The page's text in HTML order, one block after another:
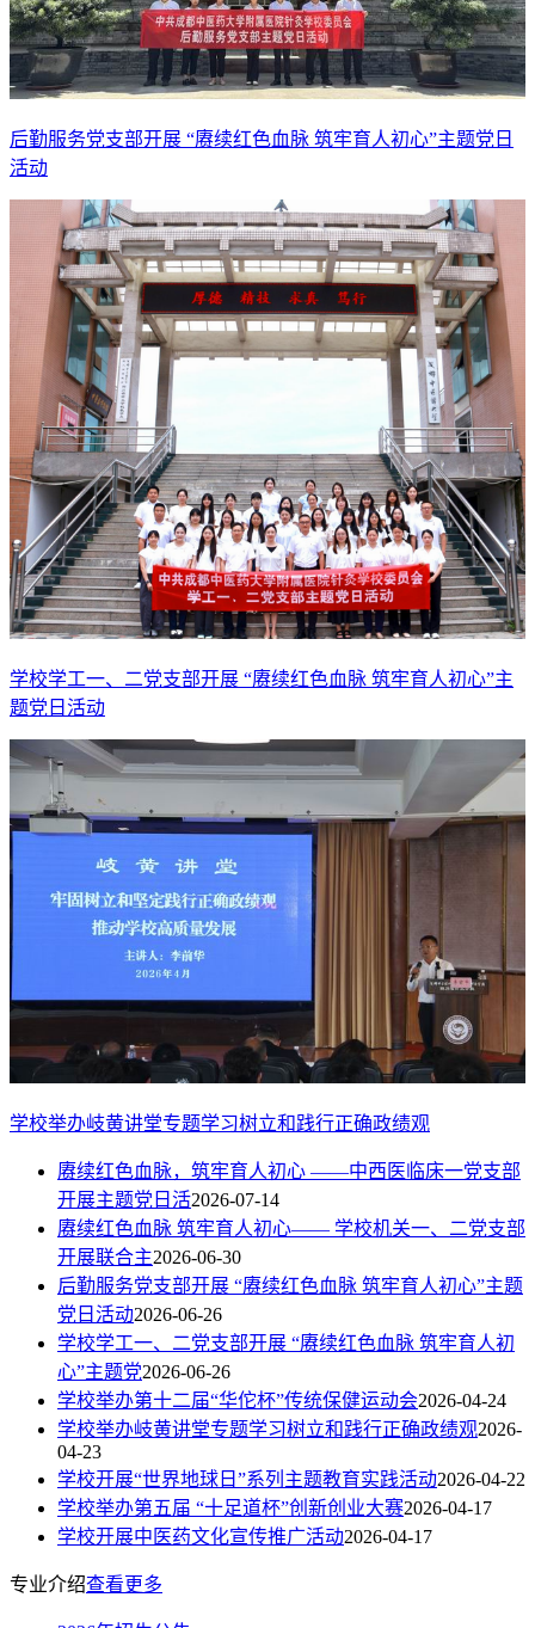
后勤服务党支部开展 “赓续红色血脉 筑牢育人初心”主题党日
活动
学校学工一、二党支部开展 “赓续红色血脉 筑牢育人初心”主
题党日活动
学校举办岐黄讲堂专题学习树立和践行正确政绩观
赓续红色血脉，筑牢育人初心 ——中西医临床一党支部
开展主题党日活2026-07-14
赓续红色血脉 筑牢育人初心—— 学校机关一、二党支部
开展联合主2026-06-30
后勤服务党支部开展 “赓续红色血脉 筑牢育人初心”主题
党日活动2026-06-26
学校学工一、二党支部开展 “赓续红色血脉 筑牢育人初
心”主题党2026-06-26
学校举办第十二届“华佗杯”传统保健运动会2026-04-24
学校举办岐黄讲堂专题学习树立和践行正确政绩观2026-
04-23
学校开展“世界地球日”系列主题教育实践活动2026-04-22
学校举办第五届 “十足道杯”创新创业大赛2026-04-17
学校开展中医药文化宣传推广活动2026-04-17
专业介绍查看更多